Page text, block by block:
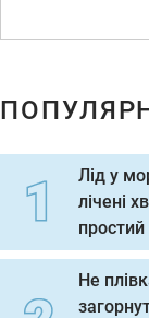
Лід у
лічені
простий
Не